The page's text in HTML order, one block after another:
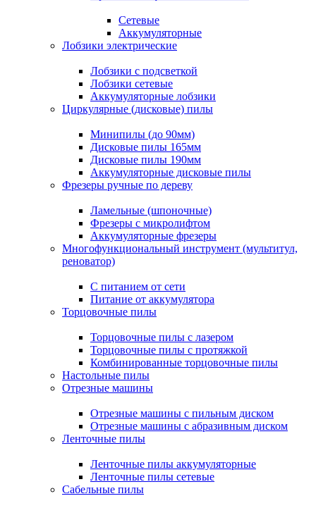
Сетевые
Аккумуляторные
Лобзики электрические
Лобзики с подсветкой
Лобзики сетевые
Аккумуляторные лобзики
Циркулярные (дисковые) пилы
Минипилы (до 90мм)
Дисковые пилы 165мм
Дисковые пилы 190мм
Аккумуляторные дисковые пилы
Фрезеры ручные по дереву
Ламельные (шпоночные)
Фрезеры с микролифтом
Аккумуляторные фрезеры
Многофункциональный инструмент (мультитул,
реноватор)
С питанием от сети
Питание от аккумулятора
Торцовочные пилы
Торцовочные пилы с лазером
Торцовочные пилы с протяжкой
Комбинированные торцовочные пилы
Настольные пилы
Отрезные машины
Отрезные машины с пильным диском
Отрезные машины с абразивным диском
Ленточные пилы
Ленточные пилы аккумуляторные
Ленточные пилы сетевые
Сабельные пилы